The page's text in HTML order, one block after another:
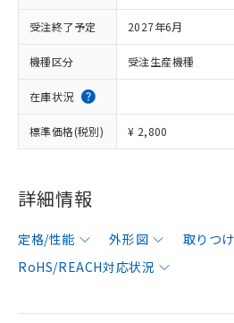
受注終了予定 2027年6月
機種区分 受注生産機種
在庫状況
標準価格(税別) ¥ 2,800
詳細情報
定格/性能 外形図 取りつ
RoHS/REACH対応状況